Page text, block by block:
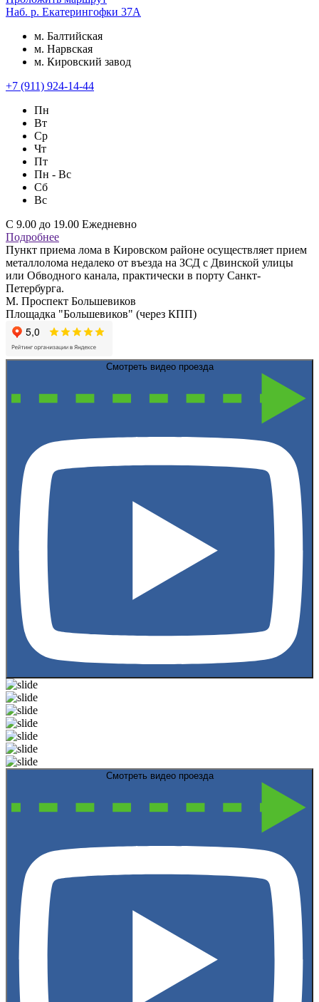
Наб. р. Екатерингофки 37А
м. Балтийская
м. Нарвская
м. Кировский завод
+7 (911) 924-14-44
Пн
Вт
Ср
Чт
Пт
Пн - Вс
Сб
Вс
С 9.00 до 19.00 Ежедневно
Подробнее
Пункт приема лома в Кировском районе осуществляет прием
металлолома недалеко от въезда на ЗСД с Двинской улицы
или Обводного канала, практически в порту Санкт-
Петербурга.
М. Проспект Большевиков
Площадка "Большевиков" (через КПП)
Смотреть видео проезда
Смотреть видео проезда